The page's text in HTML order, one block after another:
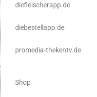
diefleischerapp.de
diebestellapp.de
promedia-thekentv.de
Shop